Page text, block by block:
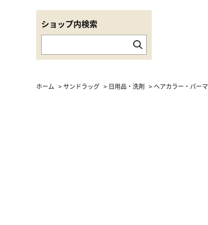
ショップ内検索
ホーム >サンドラッグ > 日用品・洗剤 > ヘアカラー・パーマ